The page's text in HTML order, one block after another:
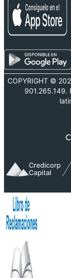
COPYRIGHT ©
901.265.149.